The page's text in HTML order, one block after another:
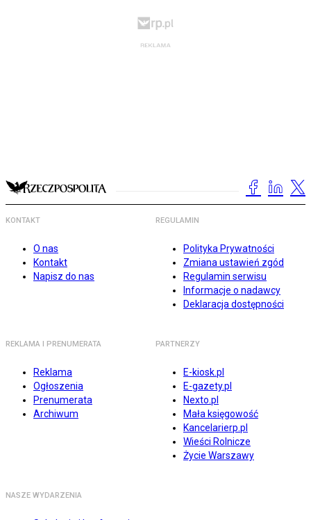
KONTAKT
O nas
Kontakt
Napisz do nas
REGULAMIN
Polityka Prywatności
Zmiana ustawień zgód
Regulamin serwisu
Informacje o nadawcy
Deklaracja dostępności
REKLAMA I PRENUMERATA
Reklama
Ogłoszenia
Prenumerata
Archiwum
PARTNERZY
E-kiosk.pl
E-gazety.pl
Nexto.pl
Mała księgowość
Kancelarierp.pl
Wieści Rolnicze
Życie Warszawy
NASZE WYDARZENIA